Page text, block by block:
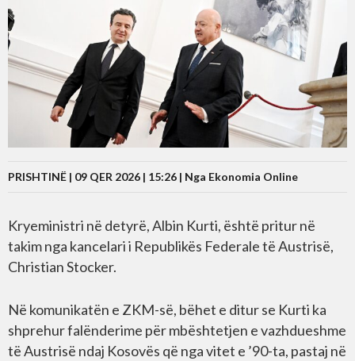
PRISHTINË | 09 QER 2026 | 15:26 | Nga Ekonomia Online
Kryeministri në detyrë, Albin Kurti, është pritur në
takim nga kancelari i Republikës Federale të Austrisë,
Christian Stocker.
Në komunikatën e ZKM-së, bëhet e ditur se Kurti ka
shprehur falënderime për mbështetjen e vazhdueshme
të Austrisë ndaj Kosovës që nga vitet e ’90-ta, pastaj në